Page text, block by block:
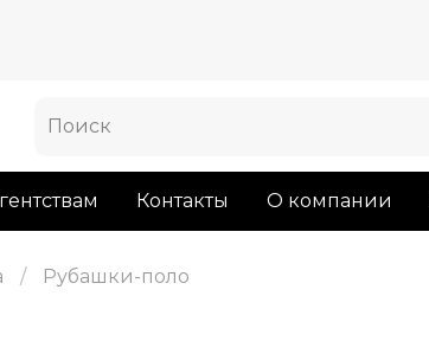
Контакты О компании
Рубашки-поло